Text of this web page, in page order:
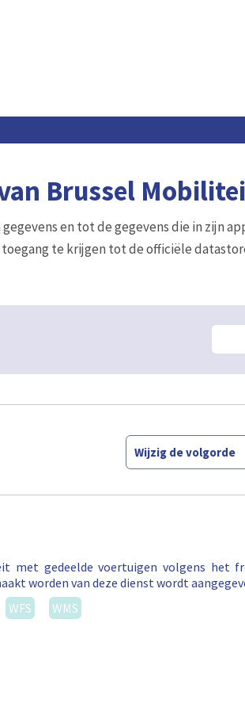
Brussel
en tot de gegevens die in zijn
te krijgen tot de officiële
Wijzig de volgorde
met gedeelde voertuigen volgens het
worden van deze dienst wordt
WFS WMS